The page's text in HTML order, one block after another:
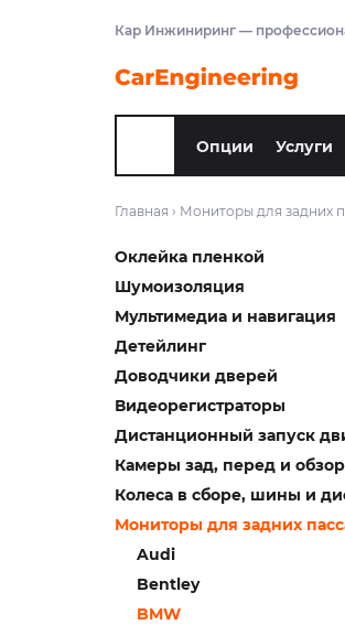
Кар Инжиниринг —
Опции Услуги
Главная › Мониторы для задних
Оклейка пленкой
Шумоизоляция
Мультимедиа и навигация
Детейлинг
Доводчики дверей
Видеорегистраторы
Дистанционный запуск
Камеры зад, перед и обзор
Колеса в сборе, шины и
Мониторы для задних
Audi
Bentley
BMW